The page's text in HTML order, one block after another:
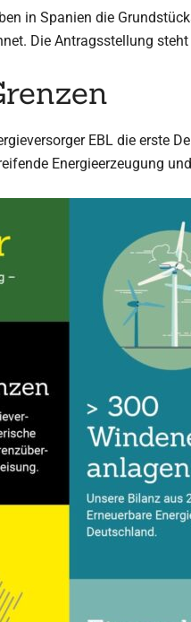
in Spanien die
Die Antragsstellung steht
EBL die erste
Energieerzeugung